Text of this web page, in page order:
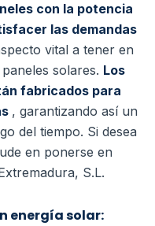
con la potencia
las demandas
vital a tener en
solares. Los
fabricados para
, garantizando así un
del tiempo. Si desea
en ponerse en
S.L.
energía solar: